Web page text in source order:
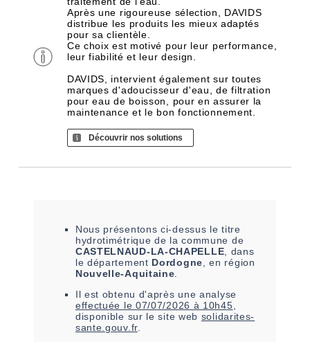
Après une rigoureuse sélection, DAVIDS
distribue les produits les mieux adaptés
pour sa clientèle.
Ce choix est motivé pour leur performance,
leur fiabilité et leur design.
DAVIDS, intervient également sur toutes
marques d'adoucisseur d'eau, de filtration
pour eau de boisson, pour en assurer la
maintenance et le bon fonctionnement.
Découvrir nos solutions
Nous présentons ci-dessus le titre
hydrotimétrique de la commune de
CASTELNAUD-LA-CHAPELLE , dans
le département Dordogne , en région
Nouvelle-Aquitaine
Il est obtenu d'après une analyse
effectuée le 07/07/2026 à 10h45
disponible sur le site web solidarites-
sante.gouv.fr.